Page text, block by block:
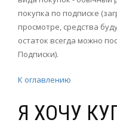
покупка по подписке
просмотре, средства
остаток всегда можно
Подписки).
К оглавлению
Я ХОЧУ